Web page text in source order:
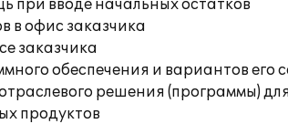
при вводе начальных остатков
в офис заказчика
заказчика
обеспечения и вариантов его
решения (программы)
продуктов